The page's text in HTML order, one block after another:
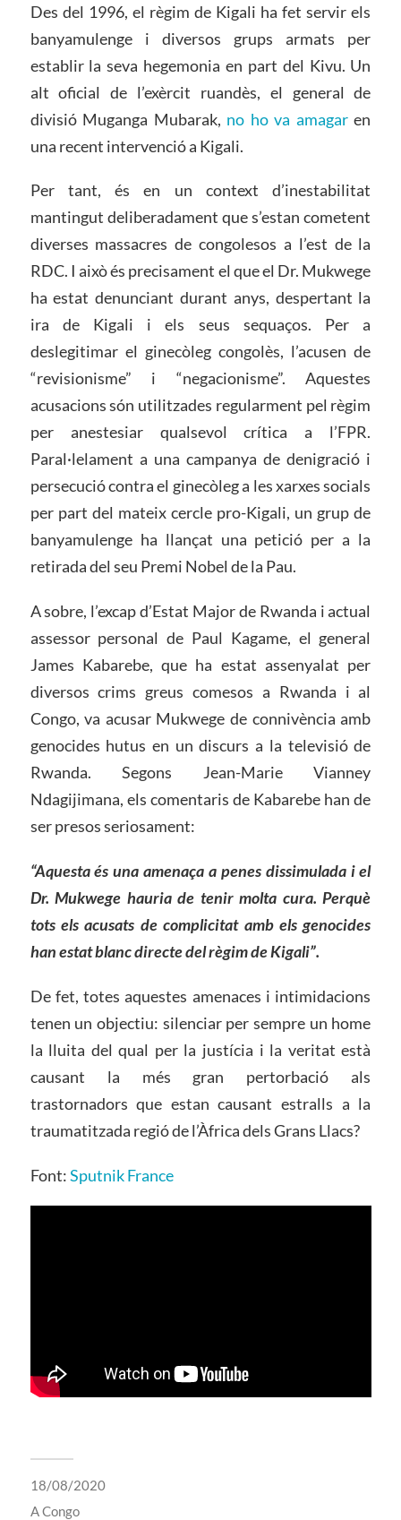
Des del 1996, el règim de Kigali ha fet servir els
banyamulenge i diversos grups armats per
establir la seva hegemonia en part del Kivu. Un
alt oficial de l’exèrcit ruandès, el general de
divisió Muganga Mubarak, no ho va amagaren
una recent intervenció a Kigali.
Per tant, és en un context d’inestabilitat
mantingut deliberadament que s’estan cometent
diverses massacres de congolesos a l’est de la
RDC. I això és precisament el que el Dr. Mukwege
ha estat denunciant durant anys, despertant la
ira de Kigali i els seus sequaços. Per a
deslegitimar el ginecòleg congolès, l’acusen de
“revisionisme” i “negacionisme”. Aquestes
acusacions són utilitzades regularment pel règim
per anestesiar qualsevol crítica a l’FPR.
Paral·lelament a una campanya de denigració i
persecució contra el ginecòleg a les xarxes socials
per part del mateix cercle pro-Kigali, un grup de
banyamulenge ha llançat una petició per a la
retirada del seu Premi Nobel de la Pau.
A sobre, l’excap d’Estat Major de Rwanda i actual
assessor personal de Paul Kagame, el general
James Kabarebe, que ha estat assenyalat per
diversos crims greus comesos a Rwanda i al
Congo, va acusar Mukwege de connivència amb
genocides hutus en un discurs a la televisió de
Rwanda. Segons Jean-Marie Vianney
Ndagijimana, els comentaris de Kabarebe han de
ser presos seriosament:
“Aquesta és una amenaça a penes dissimulada i el
Dr. Mukwege hauria de tenir molta cura. Perquè
tots els acusats de complicitat amb els genocides
han estat blanc directe del règim de Kigali”.
De fet, totes aquestes amenaces i intimidacions
tenen un objectiu: silenciar per sempre un home
la lluita del qual per la justícia i la veritat està
causant la més gran pertorbació als
trastornadors que estan causant estralls a la
traumatitzada regió de l’Àfrica dels Grans Llacs?
Font:Sputnik France
18/08/2020
ACongo